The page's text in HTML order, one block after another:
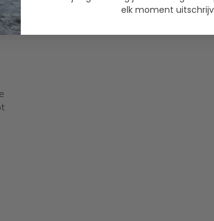
elk moment